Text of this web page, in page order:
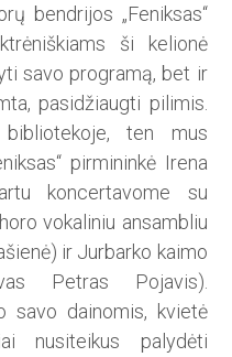
bendrijos „Feniksas“
ši kelionė
savo programą, bet ir
pasidžiaugti pilimis.
ten mus
pirmininkė Irena
koncertavome su
vokaliniu ansambliu
ir Jurbarko kaimo
Petras Pojavis).
savo dainomis, kvietė
nusiteikus palydėti